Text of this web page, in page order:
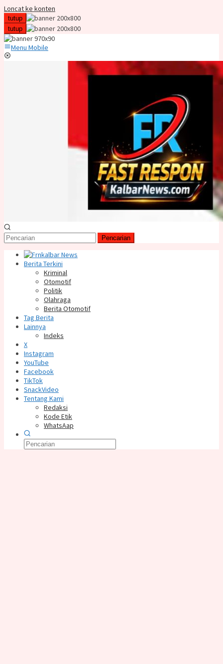
Loncat ke konten
tutup
tutup
Menu Mobile
Pencarian
Berita Terkini
Kriminal
Otomotif
Politik
Olahraga
Berita Otomotif
Tag Berita
Lainnya
Indeks
X
Instagram
YouTube
Facebook
TikTok
SnackVideo
Tentang Kami
Redaksi
Kode Etik
WhatsAap